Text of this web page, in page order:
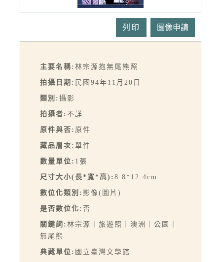
列印
主要名稱: 林宗源抱無尾熊照
拍攝日期: 民國94年11月20日
類別: 攝影
拍攝者: 不詳
原件與否: 原件
藏品層次: 單件
數量單位: 1張
尺寸大小(長*寬*高): 8.8*12.4cm
數位化類別: 影像(圖片)
是否數位化: 否
關鍵詞: 林宗源｜旅遊照｜澳洲｜公園｜
無尾熊
典藏單位: 國立臺灣文學館